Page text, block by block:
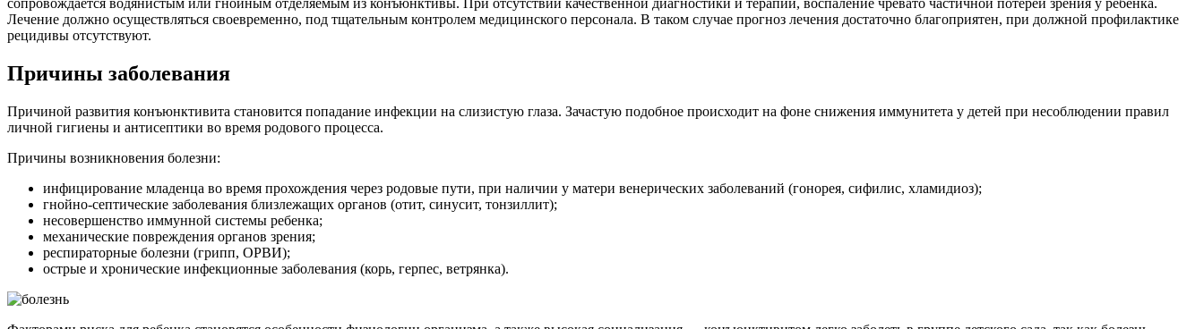
сопровождается водянистым или гнойным отделяемым из конъюнктивы. При отсутствии качественной диагностики и терапии, воспаление чревато частичной потерей зрения у ребенка.
Лечение должно осуществляться своевременно, под тщательным контролем медицинского персонала. В таком случае прогноз лечения достаточно благоприятен, при должной профилактике
рецидивы отсутствуют.
Причины заболевания
Причиной развития конъюнктивита становится попадание инфекции на слизистую глаза. Зачастую подобное происходит на фоне снижения иммунитета у детей при несоблюдении правил
личной гигиены и антисептики во время родового процесса.
Причины возникновения болезни:
инфицирование младенца во время прохождения через родовые пути, при наличии у матери венерических заболеваний (гонорея, сифилис, хламидиоз);
гнойно-септические заболевания близлежащих органов (отит, синусит, тонзиллит);
несовершенство иммунной системы ребенка;
механические повреждения органов зрения;
респираторные болезни (грипп, ОРВИ);
острые и хронические инфекционные заболевания (корь, герпес, ветрянка).